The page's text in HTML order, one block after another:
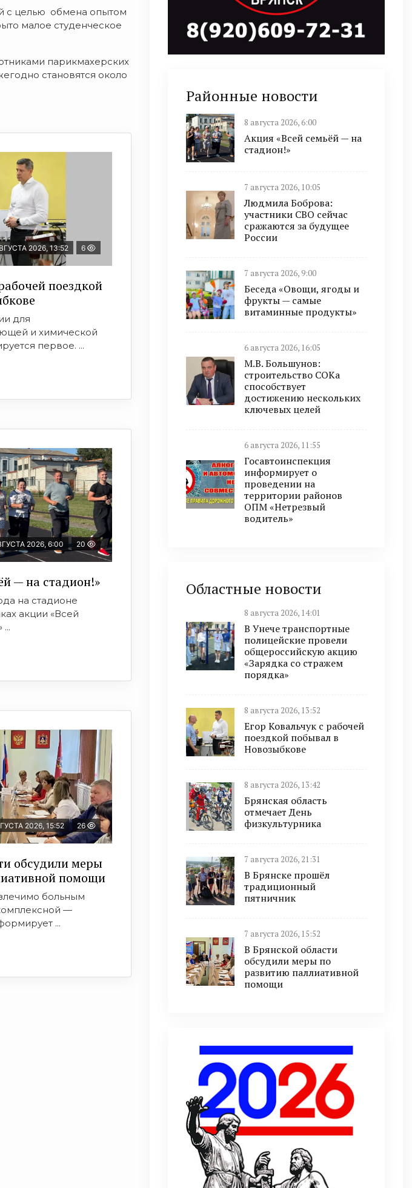
с целью обмена опытом
малое студенческое
парикмахерских
становятся около
2026, 13:52 6
поездкой
для
и химической
первое. ...
2026, 6:00 20
— на стадион!»
на стадионе
акции «Всей
2026, 15:52 26
обсудили меры
помощи
больным
—
...
Районные новости
8 августа 2026, 6:00
Акция «Всей семьёй — на
стадион!»
7 августа 2026, 10:05
Людмила Боброва:
участники СВО сейчас
сражаются за будущее
России
7 августа 2026, 9:00
Беседа «Овощи, ягоды и
фрукты — самые
витаминные продукты»
6 августа 2026, 16:05
М.В. Большунов:
строительство СОКа
способствует
достижению нескольких
ключевых целей
6 августа 2026, 11:55
Госавтоинспекция
информирует о
проведении на
территории районов
ОПМ «Нетрезвый
водитель»
Областные новости
8 августа 2026, 14:01
В Унече транспортные
полицейские провели
общероссийскую акцию
«Зарядка со стражем
порядка»
8 августа 2026, 13:52
Егор Ковальчук с рабочей
поездкой побывал в
Новозыбкове
8 августа 2026, 13:42
Брянская область
отмечает День
физкультурника
7 августа 2026, 21:31
В Брянске прошёл
традиционный
пятничник
7 августа 2026, 15:52
В Брянской области
обсудили меры по
развитию паллиативной
помощи